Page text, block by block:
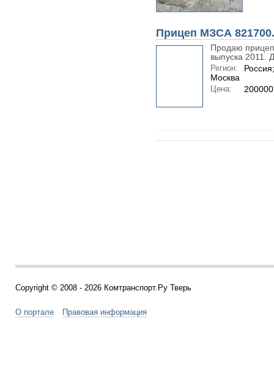
Прицеп МЗСА
Продаю
выпуска 2011.
Регион:
Москва
Цена:
Copyright © 2008 - 2026 Комтранспорт.Ру Тверь
О портале Правовая информация